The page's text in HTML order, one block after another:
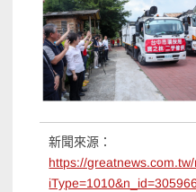
新聞來源：
https://